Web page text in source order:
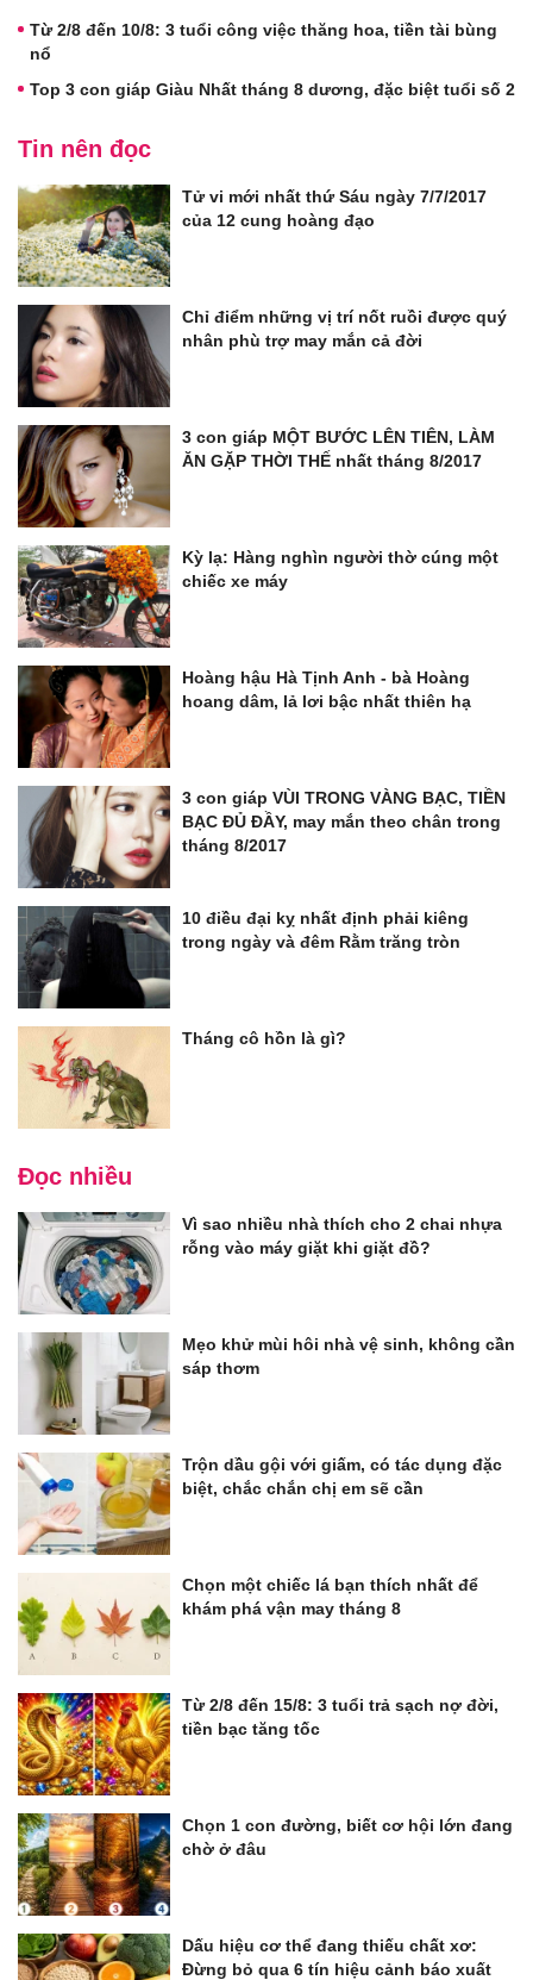
Từ 2/8 đến 10/8: 3 tuổi công việc thăng hoa, tiền tài bùng
nổ
Top 3 con giáp Giàu Nhất tháng 8 dương, đặc biệt tuổi số 2
Tin nên đọc
Tử vi mới nhất thứ Sáu ngày 7/7/2017
của 12 cung hoàng đạo
Chỉ điểm những vị trí nốt ruồi được quý
nhân phù trợ may mắn cả đời
3 con giáp MỘT BƯỚC LÊN TIÊN, LÀM
ĂN GẶP THỜI THẾ nhất tháng 8/2017
Kỳ lạ: Hàng nghìn người thờ cúng một
chiếc xe máy
Hoàng hậu Hà Tịnh Anh - bà Hoàng
hoang dâm, lả lơi bậc nhất thiên hạ
3 con giáp VÙI TRONG VÀNG BẠC, TIỀN
BẠC ĐỦ ĐẦY, may mắn theo chân trong
tháng 8/2017
10 điều đại kỵ nhất định phải kiêng
trong ngày và đêm Rằm trăng tròn
Tháng cô hồn là gì?
Đọc nhiều
Vì sao nhiều nhà thích cho 2 chai nhựa
rỗng vào máy giặt khi giặt đồ?
Mẹo khử mùi hôi nhà vệ sinh, không cần
sáp thơm
Trộn dầu gội với giấm, có tác dụng đặc
biệt, chắc chắn chị em sẽ cần
Chọn một chiếc lá bạn thích nhất để
khám phá vận may tháng 8
Từ 2/8 đến 15/8: 3 tuổi trả sạch nợ đời,
tiền bạc tăng tốc
Chọn 1 con đường, biết cơ hội lớn đang
chờ ở đâu
Dấu hiệu cơ thể đang thiếu chất xơ:
Đừng bỏ qua 6 tín hiệu cảnh báo xuất